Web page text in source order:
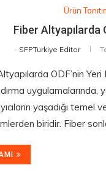
Ürün
Fiber Altyapılarda
- SFPTurkiye Editor
ODF’nin
uygulamalarında,
yaşadığı temel
biridir. Fiber